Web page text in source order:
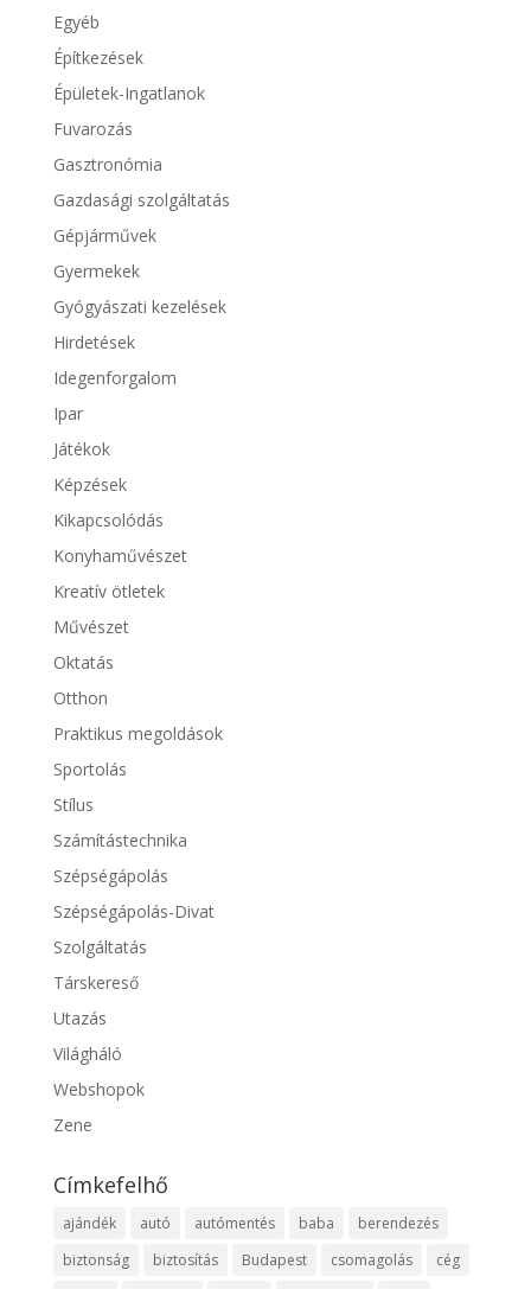
Egyéb
Építkezések
Épületek-Ingatlanok
Fuvarozás
Gasztronómia
Gazdasági szolgáltatás
Gépjárművek
Gyermekek
Gyógyászati kezelések
Hirdetések
Idegenforgalom
Ipar
Játékok
Képzések
Kikapcsolódás
Konyhaművészet
Kreatív ötletek
Művészet
Oktatás
Otthon
Praktikus megoldások
Sportolás
Stílus
Számítástechnika
Szépségápolás
Szépségápolás-Divat
Szolgáltatás
Társkereső
Utazás
Világháló
Webshopok
Zene
Címkefelhő
ajándék autó autómentés baba
berendezés
biztonság
biztosítás Budapest csomagolás
cég